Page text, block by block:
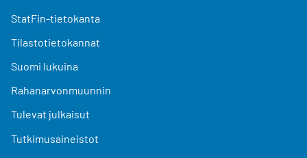
StatFin-tietokanta
Tilastotietokannat
Suomi lukuina
Rahanarvonmuunnin
Tulevat julkaisut
Tutkimusaineistot